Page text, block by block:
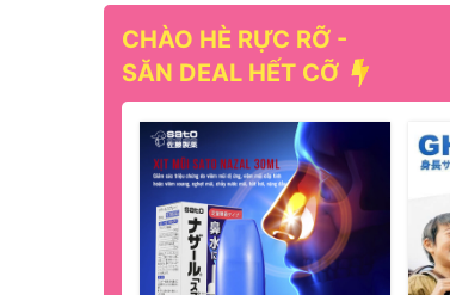
CHÀO HÈ RỰC RỠ -
SĂN DEAL HẾT CỠ
tặng 120.000 VNĐ